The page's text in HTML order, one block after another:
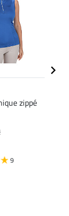
zippé
9